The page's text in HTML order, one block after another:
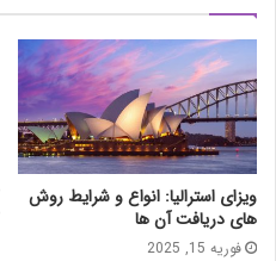
ویزای استرالیا: انواع و شرایط روش
های دریافت آن‌ ها
فوریه 15, 2025